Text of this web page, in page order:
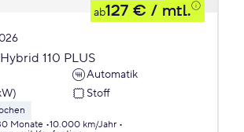
ab127 € / mtl.
Hybrid 110 PLUS
Automatik
Stoff
Monate 10.000 km/Jahr